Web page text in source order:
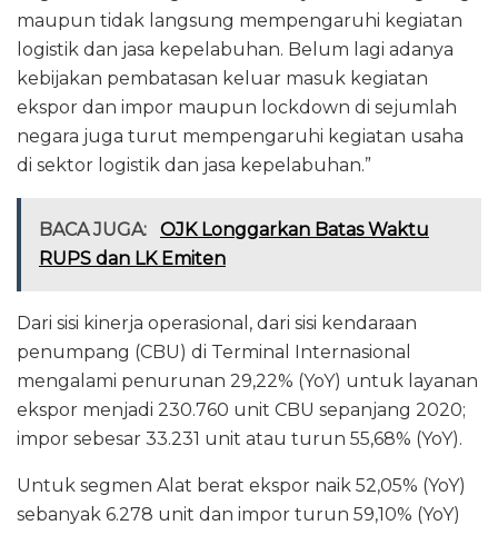
maupun tidak langsung mempengaruhi kegiatan
logistik dan jasa kepelabuhan. Belum lagi adanya
kebijakan pembatasan keluar masuk kegiatan
ekspor dan impor maupun lockdown di sejumlah
negara juga turut mempengaruhi kegiatan usaha
di sektor logistik dan jasa kepelabuhan.”
BACA JUGA:
OJK Longgarkan Batas Waktu
RUPS dan LK Emiten
Dari sisi kinerja operasional, dari sisi kendaraan
penumpang (CBU) di Terminal Internasional
mengalami penurunan 29,22% (YoY) untuk layanan
ekspor menjadi 230.760 unit CBU sepanjang 2020;
impor sebesar 33.231 unit atau turun 55,68% (YoY).
Untuk segmen Alat berat ekspor naik 52,05% (YoY)
sebanyak 6.278 unit dan impor turun 59,10% (YoY)